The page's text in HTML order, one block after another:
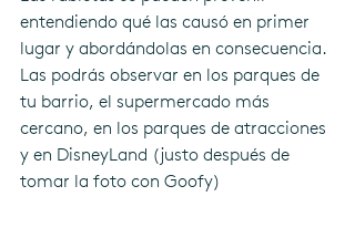
entendiendo qué las causó en primer
lugar y abordándolas en consecuencia.
Las podrás observar en los parques de
tu barrio, el supermercado más
cercano, en los parques de atracciones
y en DisneyLand (justo después de
tomar la foto con Goofy)